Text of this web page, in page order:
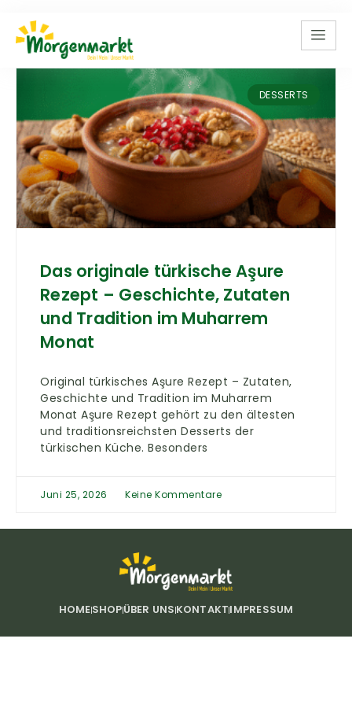
DESSERTS
Das originale türkische Aşure
Rezept – Geschichte, Zutaten
und Tradition im Muharrem
Monat
Original türkisches Aşure Rezept – Zutaten,
Geschichte und Tradition im Muharrem
Monat Aşure Rezept gehört zu den ältesten
und traditionsreichsten Desserts der
türkischen Küche. Besonders
Juni 25, 2026 Keine Kommentare
HOMESHOPÜBER UNSKONTAKTIMPRESSUM